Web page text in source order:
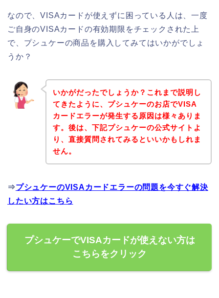
なので、VISAカードが使えずに困っている人は、一度
ご自身のVISAカードの有効期限をチェックされた上
で、プシュケーの商品を購入してみてはいかがでしょ
うか？
いかがだったでしょうか？これまで説明し
てきたように、プシュケーのお店でVISA
カードエラーが発生する原因は様々ありま
す。後は、下記プシュケーの公式サイトよ
り、直接質問されてみるといいかもしれま
せん。
⇒プシュケーのVISAカードエラーの問題を今すぐ解決
したい方はこちら
プシュケーでVISAカードが使えない方は
こちらをクリック